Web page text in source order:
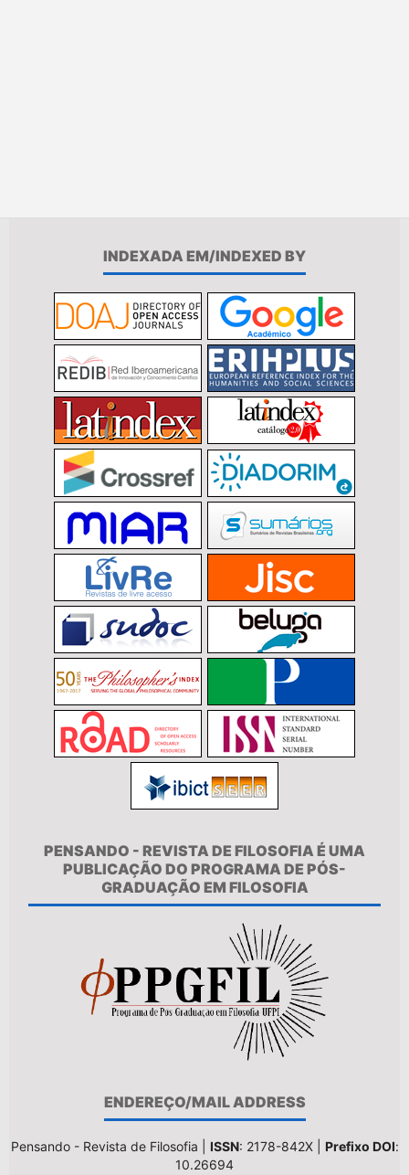
INDEXADA EM/INDEXED BY
PENSANDO - REVISTA DE FILOSOFIA É UMA
PUBLICAÇÃO DO PROGRAMA DE PÓS-
GRADUAÇÃO EM FILOSOFIA
ENDEREÇO/MAIL ADDRESS
Pensando - Revista de Filosofia | ISSN: 2178-842X | Prefixo DOI:
10.26694